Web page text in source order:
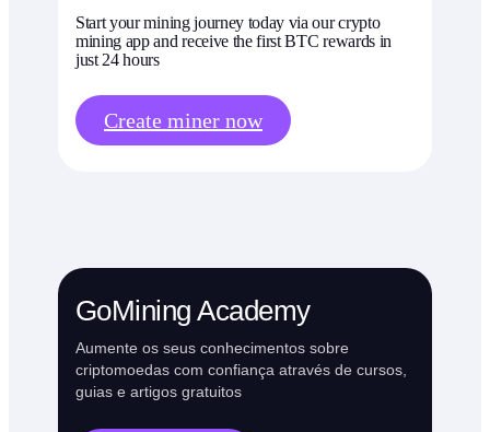
Start your mining journey today via our crypto
mining app and receive the first BTC rewards in
just 24 hours
Create miner now
GoMining Academy
Aumente os seus conhecimentos sobre
criptomoedas com confiança através de cursos,
guias e artigos gratuitos